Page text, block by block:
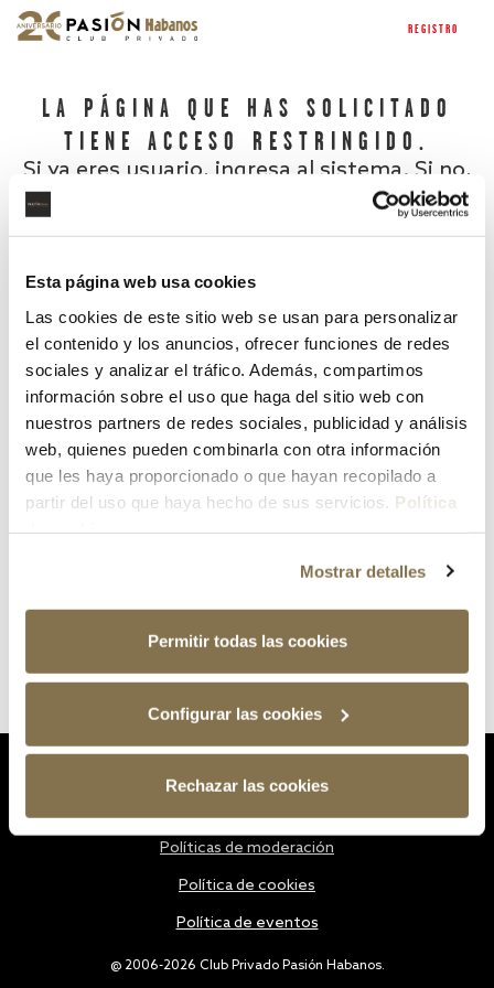
Esta página web usa cookies
Las cookies de este sitio web se usan para personalizar
el contenido y los anuncios, ofrecer funciones de redes
sociales y analizar el tráfico. Además, compartimos
información sobre el uso que haga del sitio web con
nuestros partners de redes sociales, publicidad y análisis
web, quienes pueden combinarla con otra información
que les haya proporcionado o que hayan recopilado a
partir del uso que haya hecho de sus servicios. Política
Mostrar detalles
Permitir todas las cookies
Configurar las cookies
Rechazar las cookies
REGISTRO
LA PÁGINA QUE HAS SOLICITADO
TIENE ACCESO RESTRINGIDO.
Si ya eres usuario, ingresa al sistema. Si no,
¿Has olvidado tu contraseña?
@ 2006-2026 Club Privado Pasión Habanos.
Políticas de moderación
Política de cookies
Política de eventos